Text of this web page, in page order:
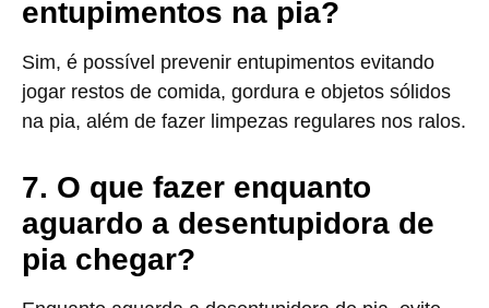
entupimentos na pia?
Sim, é possível prevenir entupimentos evitando
jogar restos de comida, gordura e objetos sólidos
na pia, além de fazer limpezas regulares nos ralos.
7. O que fazer enquanto
aguardo a desentupidora de
pia chegar?